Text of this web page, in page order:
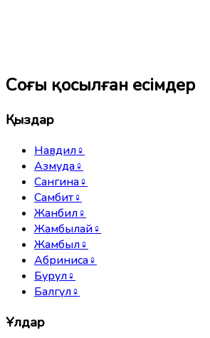
Соңғы қосылған есімдер
Қыздар
Навдил♀
Азмуда♀
Сангина♀
Самбит♀
Жанбил♀
Жамбылай♀
Жамбыл♀
Абриниса♀
Бурул♀
Балгүл♀
Ұлдар